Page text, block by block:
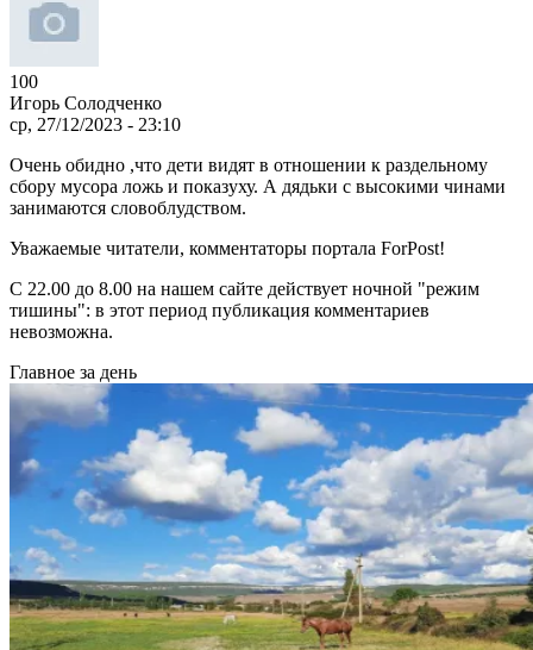
100
Игорь Солодченко
ср, 27/12/2023 - 23:10
Очень обидно ,что дети видят в отношении к раздельному
сбору мусора ложь и показуху. А дядьки с высокими чинами
занимаются словоблудством.
Уважаемые читатели, комментаторы портала ForPost!
C 22.00 до 8.00 на нашем сайте действует ночной "режим
тишины": в этот период публикация комментариев
невозможна.
Главное за день